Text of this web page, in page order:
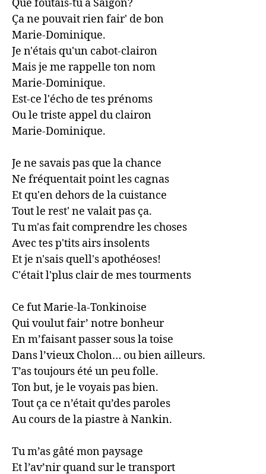
Que foutais-tu à Saïgon?
Ça ne pouvait rien fair' de bon
Marie-Dominique.
Je n'étais qu'un cabot-clairon
Mais je me rappelle ton nom
Marie-Dominique.
Est-ce l'écho de tes prénoms
Ou le triste appel du clairon
Marie-Dominique.
Je ne savais pas que la chance
Ne fréquentait point les cagnas
Et qu'en dehors de la cuistance
Tout le rest' ne valait pas ça.
Tu m'as fait comprendre les choses
Avec tes p'tits airs insolents
Et je n'sais quell's apothéoses!
C'était l'plus clair de mes tourments
Ce fut Marie-la-Tonkinoise
Qui voulut fair’ notre bonheur
En m’faisant passer sous la toise
Dans l’vieux Cholon… ou bien ailleurs.
T’as toujours été un peu folle.
Ton but, je le voyais pas bien.
Tout ça ce n’était qu’des paroles
Au cours de la piastre à Nankin.
Tu m’as gâté mon paysage
Et l’av’nir quand sur le transport